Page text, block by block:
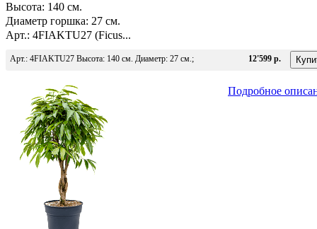
Высота: 140 см.
Диаметр горшка: 27 см.
Арт.: 4FIAKTU27 (Ficus...
Арт.: 4FIAKTU27 Высота: 140 см. Диаметр: 27 см.; 12'599 р.
Подробное